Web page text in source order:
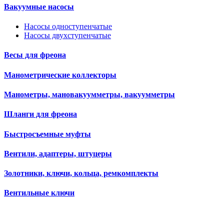
Вакуумные насосы
Насосы одноступенчатые
Насосы двухступенчатые
Весы для фреона
Манометрические коллекторы
Манометры, мановакуумметры, вакуумметры
Шланги для фреона
Быстросъемные муфты
Вентили, адаптеры, штуцеры
Золотники, ключи, кольца, ремкомплекты
Вентильные ключи